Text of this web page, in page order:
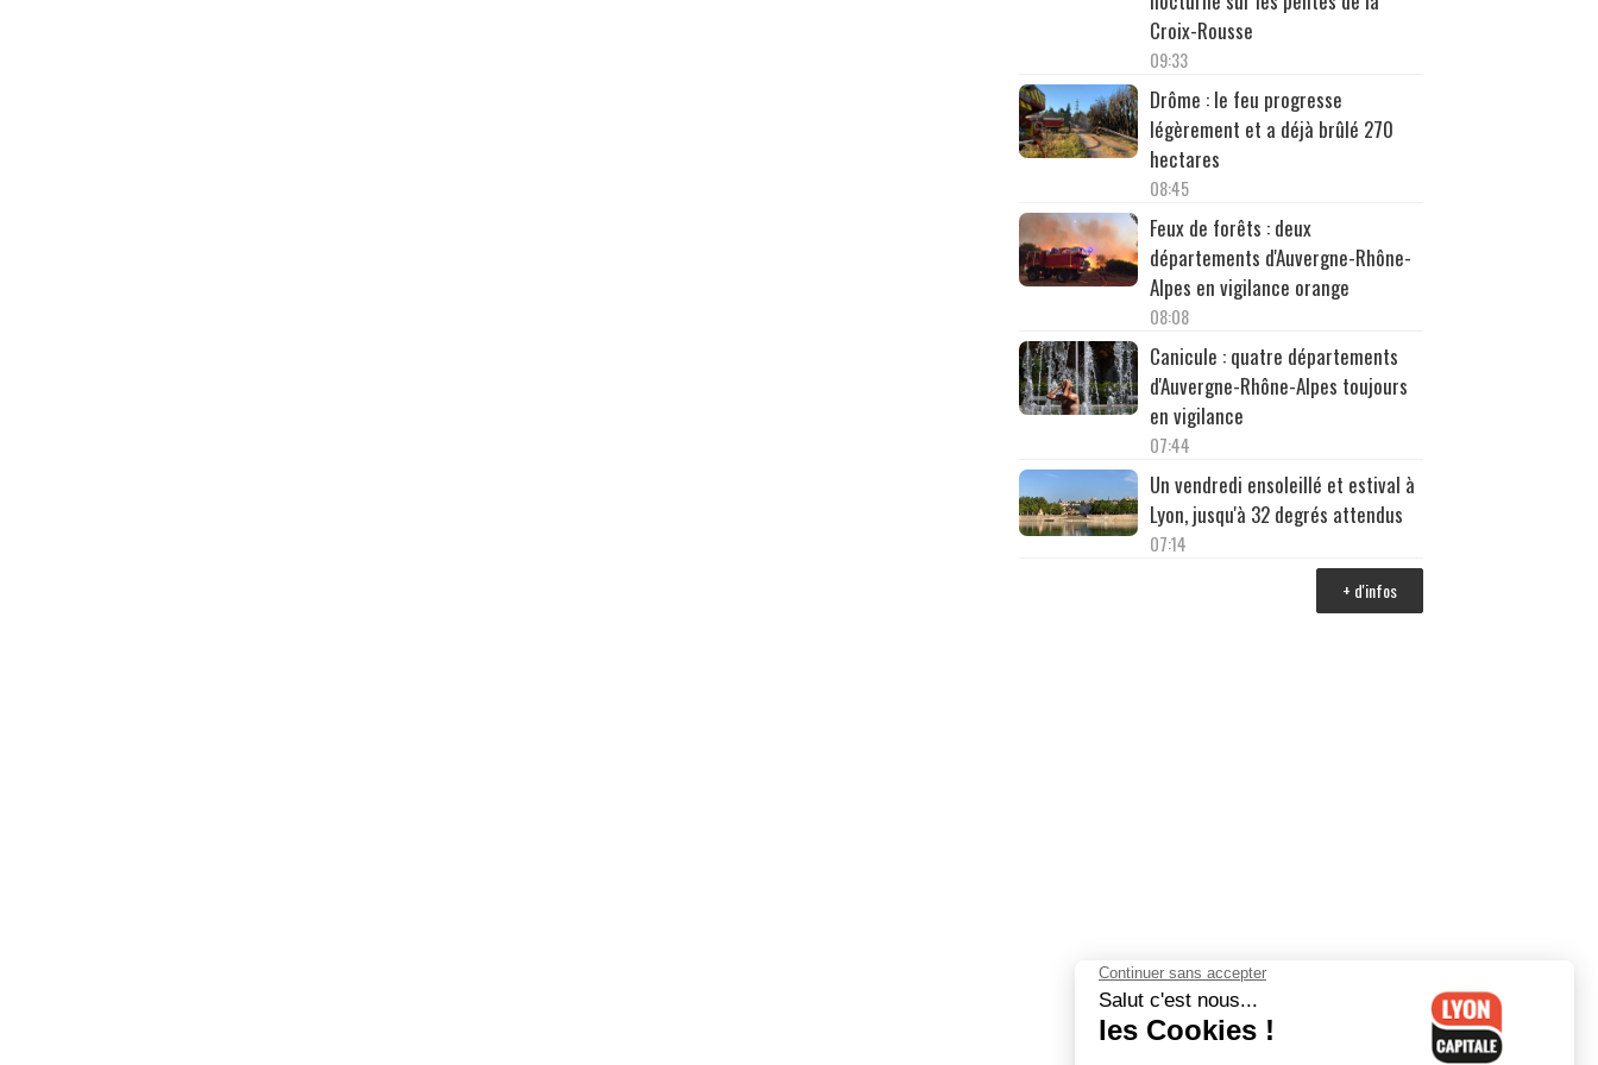
Croix-Rousse
09:33
Drôme : le feu progresse
légèrement et a déjà brûlé 270
hectares
08:45
Feux de forêts : deux
départements d'Auvergne-Rhône-
Alpes en vigilance orange
08:08
Canicule : quatre départements
d'Auvergne-Rhône-Alpes toujours
en vigilance
07:44
Un vendredi ensoleillé et estival à
Lyon, jusqu'à 32 degrés attendus
07:14
+ d'infos